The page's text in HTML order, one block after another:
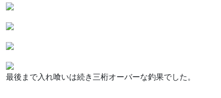
最後まで入れ喰いは続き三桁オーバーな釣果でした。